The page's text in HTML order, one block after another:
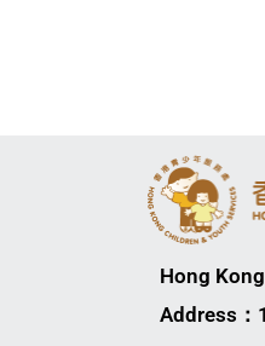
Hong
Address：